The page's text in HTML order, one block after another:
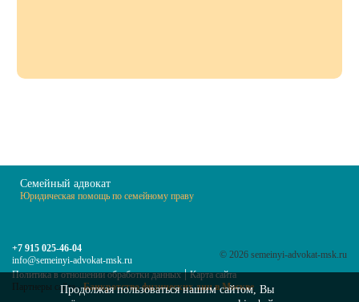
Семейный адвокат
Юридическая помощь по семейному праву
+7 915 025-46-04
info@semeinyi-advokat-msk.ru
© 2026 semeinyi-advokat-msk.ru
Политика в отношении обработки данных | Карта сайта
Партнеры сайта -Банкротство физических лиц в Москве
Продолжая пользоваться нашим сайтом, Вы